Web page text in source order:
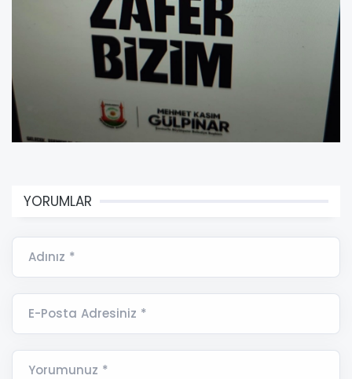
YORUMLAR
Adınız *
E-Posta Adresiniz *
Yorumunuz *